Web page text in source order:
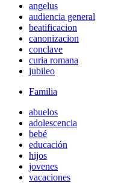
angelus
audiencia general
beatificacion
canonizacion
conclave
curia romana
jubileo
Familia
abuelos
adolescencia
bebé
educación
hijos
jovenes
vacaciones